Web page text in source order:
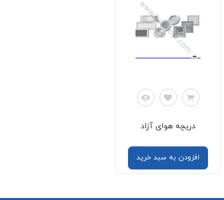
دریچه هوای آزاد
افزودن به سبد خرید